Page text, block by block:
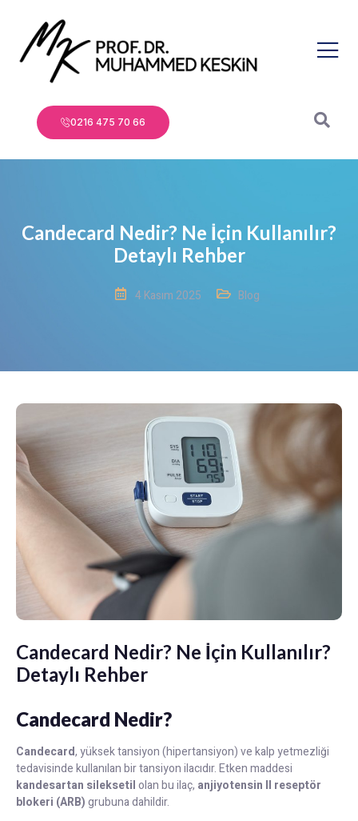
0216 475 70 66
Candecard Nedir? Ne İçin Kullanılır?
Detaylı Rehber
4 Kasım 2025 Blog
Candecard Nedir? Ne İçin Kullanılır?
Detaylı Rehber
Candecard Nedir?
Candecard, yüksek tansiyon (hipertansiyon) ve kalp yetmezliği
tedavisinde kullanılan bir tansiyon ilacıdır. Etken maddesi
kandesartan sileksetilolan bu ilaç, anjiyotensin II reseptör
blokeri (ARB)grubuna dahildir.